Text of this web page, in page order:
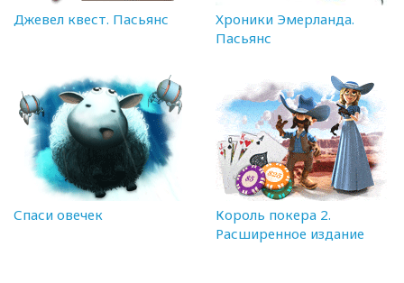
Джевел квест. Пасьянс
Хроники Эмерланда.
Пасьянс
Спаси овечек
Король покера 2.
Расширенное издание